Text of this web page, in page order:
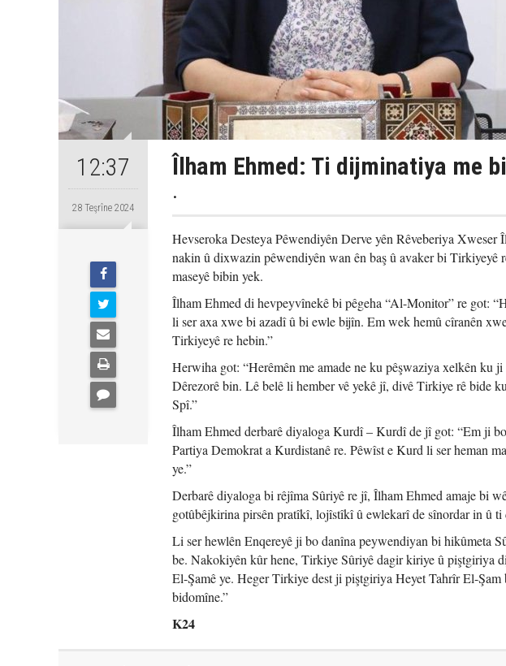
12:37
28 Teşrîne 2024
Îlham Ehmed: Ti dijminatiya me
.
Hevseroka Desteya Pêwendiyên Derve yên Rêveberiya
nakin û dixwazin pêwendiyên wan ên baş û avaker bi
maseyê bibin yek.
Îlham Ehmed di hevpeyvînekê bi pêgeha “Al-Monitor” re got:
li ser axa xwe bi azadî û bi ewle bijîn. Em wek hemû cîranên
Tirkiyeyê re hebin.”
Herwiha got: “Herêmên me amade ne ku pêşwaziya xelkên
Dêrezorê bin. Lê belê li hember vê yekê jî, divê Tirkiye rê bide
Spî.”
Îlham Ehmed derbarê diyaloga Kurdî – Kurdî de jî got: “Em ji
Partiya Demokrat a Kurdistanê re. Pêwîst e Kurd li ser heman
ye.”
Derbarê diyaloga bi rêjîma Sûriyê re jî, Îlham Ehmed amaje bi
gotûbêjkirina pirsên pratîkî, lojîstîkî û ewlekarî de sînordar in û ti
Li ser hewlên Enqereyê ji bo danîna peywendiyan bi hikûmeta
be. Nakokiyên kûr hene, Tirkiye Sûriyê dagir kiriye û piştgiriya
El-Şamê ye. Heger Tirkiye dest ji piştgiriya Heyet Tahrîr El-
bidomîne.”
K24